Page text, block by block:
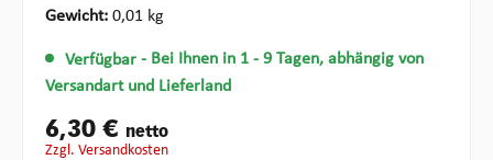
Gewicht: 0,01 kg
Verfügbar - Bei Ihnen in 1 - 9 Tagen, abhängig von
Versandart und Lieferland
6,30 € netto
zzgl. Versandkosten